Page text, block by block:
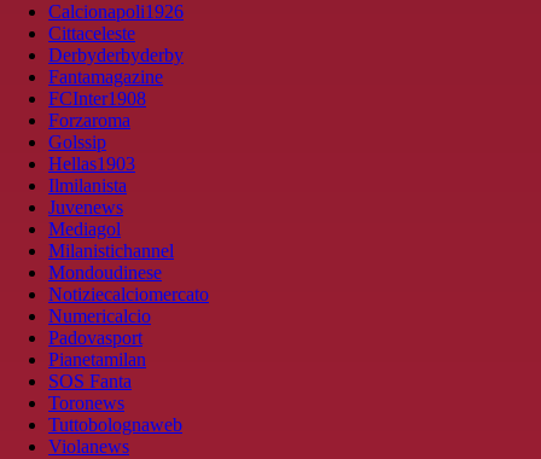
Calcionapoli1926
Cittaceleste
Derbyderbyderby
Fantamagazine
FCInter1908
Forzaroma
Golssip
Hellas1903
Ilmilanista
Juvenews
Mediagol
Milanistichannel
Mondoudinese
Notiziecalciomercato
Numericalcio
Padovasport
Pianetamilan
SOS Fanta
Toronews
Tuttobolognaweb
Violanews